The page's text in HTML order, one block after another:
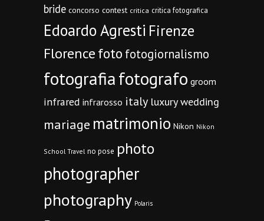
bride concorso contest critica critica fotografica
Edoardo Agresti Firenze
Florencefoto fotogiornalismo
fotografiafotografo groom
infrared infrarosso italy luxury wedding
mariage matrimonio Nikon Nikon
School Travel no pose photo
photographer
photography Polaris